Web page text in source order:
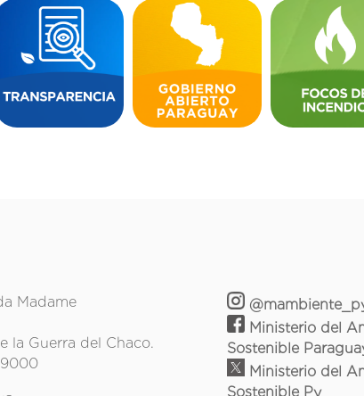
Madame
la Guerra del Chaco.
Ministerio del
Sostenible
Ministerio del
Sostenible Py